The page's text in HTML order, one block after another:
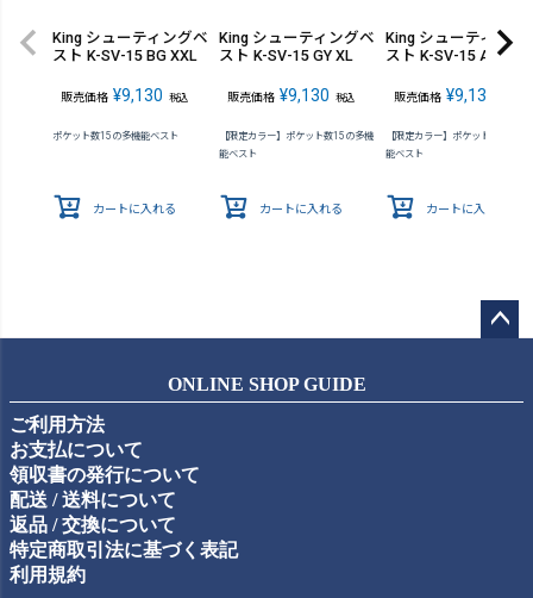
King シューティングベ
スト K-SV-15 BG XXL
販売価格 ¥9,130 税込
ポケット数15の多機能ベスト
カートに入れる
King シューティングベ
スト K-SV-15 GY XL
販売価格 ¥9,130 税込
【限定カラー】ポケット数15の多機
能ベスト
カートに入れる
King シューティング
スト K-SV-15 AG XL
販売価格 ¥9,130
【限定カラー】ポケット数15の多
能ベスト
カートに入れる
ップ
ONLINE SHOP GUIDE
ご利用方法
お支払について
領収書の発行について
配送 / 送料について
返品 / 交換について
特定商取引法に基づく表記
利用規約